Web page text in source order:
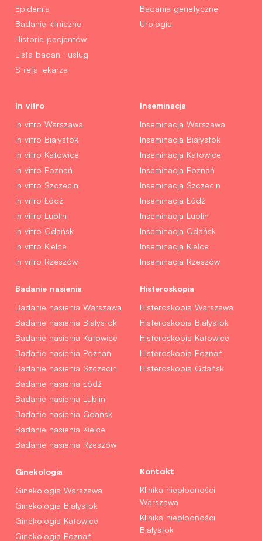
Epidemia
Badanie kliniczne
Historie pacjentów
Lista badań i usług
Strefa lekarza
Badania genetyczne
Urologia
In vitro
In vitro Warszawa
In vitro Białystok
In vitro Katowice
In vitro Poznań
In vitro Szczecin
In vitro Łódź
In vitro Lublin
In vitro Gdańsk
In vitro Kielce
In vitro Rzeszów
Inseminacja
Inseminacja Warszawa
Inseminacja Białystok
Inseminacja Katowice
Inseminacja Poznań
Inseminacja Szczecin
Inseminacja Łódź
Inseminacja Lublin
Inseminacja Gdańsk
Inseminacja Kielce
Inseminacja Rzeszów
Badanie nasienia
Badanie nasienia Warszawa
Badanie nasienia Białystok
Badanie nasienia Katowice
Badanie nasienia Poznań
Badanie nasienia Szczecin
Badanie nasienia Łódź
Badanie nasienia Lublin
Badanie nasienia Gdańsk
Badanie nasienia Kielce
Badanie nasienia Rzeszów
Histeroskopia
Histeroskopia Warszawa
Histeroskopia Białystok
Histeroskopia Katowice
Histeroskopia Poznań
Histeroskopia Gdańsk
Ginekologia
Ginekologia Warszawa
Ginekologia Białystok
Ginekologia Katowice
Ginekologia Poznań
Kontakt
Klinika niepłodności
Warszawa
Klinika niepłodności
Białystok